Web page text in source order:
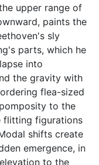
upper range of
paints the
sly
parts, which he
into
the gravity with
flea-sized
to the
flitting figurations
shifts create
emergence, in
to the